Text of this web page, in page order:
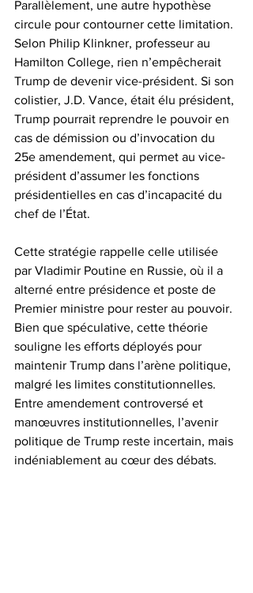
Parallèlement, une autre hypothèse
circule pour contourner cette limitation.
Selon Philip Klinkner, professeur au
Hamilton College, rien n’empêcherait
Trump de devenir vice-président. Si son
colistier, J.D. Vance, était élu président,
Trump pourrait reprendre le pouvoir en
cas de démission ou d’invocation du
25e amendement, qui permet au vice-
président d’assumer les fonctions
présidentielles en cas d’incapacité du
chef de l’État.
Cette stratégie rappelle celle utilisée
par Vladimir Poutine en Russie, où il a
alterné entre présidence et poste de
Premier ministre pour rester au pouvoir.
Bien que spéculative, cette théorie
souligne les efforts déployés pour
maintenir Trump dans l’arène politique,
malgré les limites constitutionnelles.
Entre amendement controversé et
manœuvres institutionnelles, l’avenir
politique de Trump reste incertain, mais
indéniablement au cœur des débats.